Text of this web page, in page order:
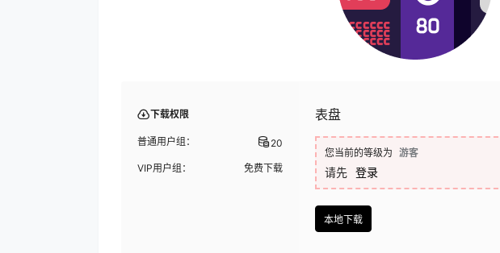
下载权限
普通用户组： 20
VIP用户组： 免费下载
表盘
您当前的等级为 游客
请先 登录
本地下载